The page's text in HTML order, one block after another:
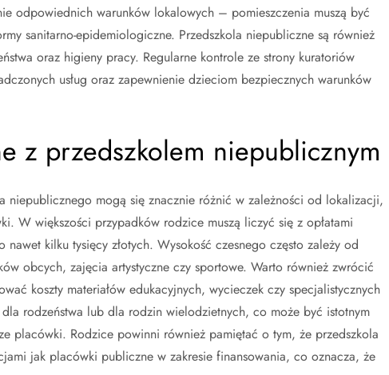
odpowiednich warunków lokalowych – pomieszczenia muszą być
sanitarno-epidemiologiczne. Przedszkola niepubliczne są również
oraz higieny pracy. Regularne kontrole ze strony kuratoriów
usług oraz zapewnienie dzieciom bezpiecznych warunków
z przedszkolem niepublicznym
niepublicznego mogą się znacznie różnić w zależności od lokalizacji,
W większości przypadków rodzice muszą liczyć się z opłatami
kilku tysięcy złotych. Wysokość czesnego często zależy od
obcych, zajęcia artystyczne czy sportowe. Warto również zwrócić
koszty materiałów edukacyjnych, wycieczek czy specjalistycznych
rodzeństwa lub dla rodzin wielodzietnych, co może być istotnym
placówki. Rodzice powinni również pamiętać o tym, że przedszkola
jak placówki publiczne w zakresie finansowania, co oznacza, że